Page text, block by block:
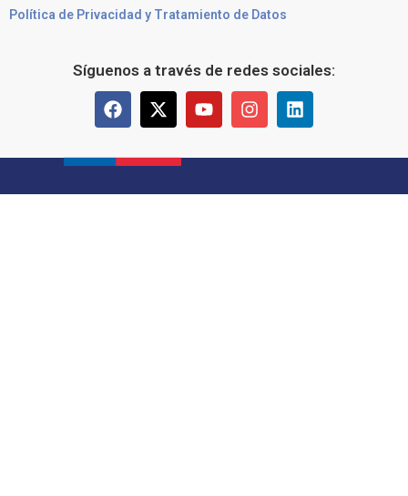
Política de Privacidad y Tratamiento de Datos
Síguenos a través de redes sociales: